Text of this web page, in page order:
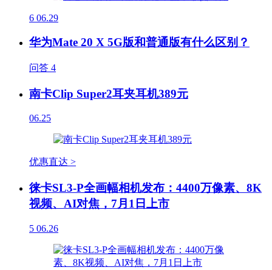
6 06.29
华为Mate 20 X 5G版和普通版有什么区别？
问答 4
南卡Clip Super2耳夹耳机389元
06.25
优惠直达 >
徕卡SL3-P全画幅相机发布：4400万像素、8K
视频、AI对焦，7月1日上市
5 06.26